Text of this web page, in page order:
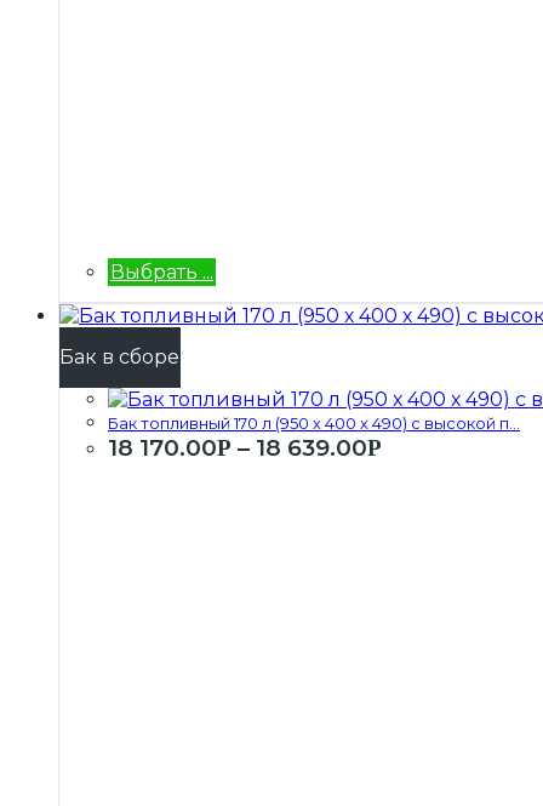
Выбрать ...
Бак в сборе
Бак топливный 170 л (950 х 400 х 490) с высокой п...
18 170.00Р – 18 639.00Р